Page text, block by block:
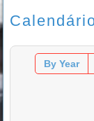
By Year